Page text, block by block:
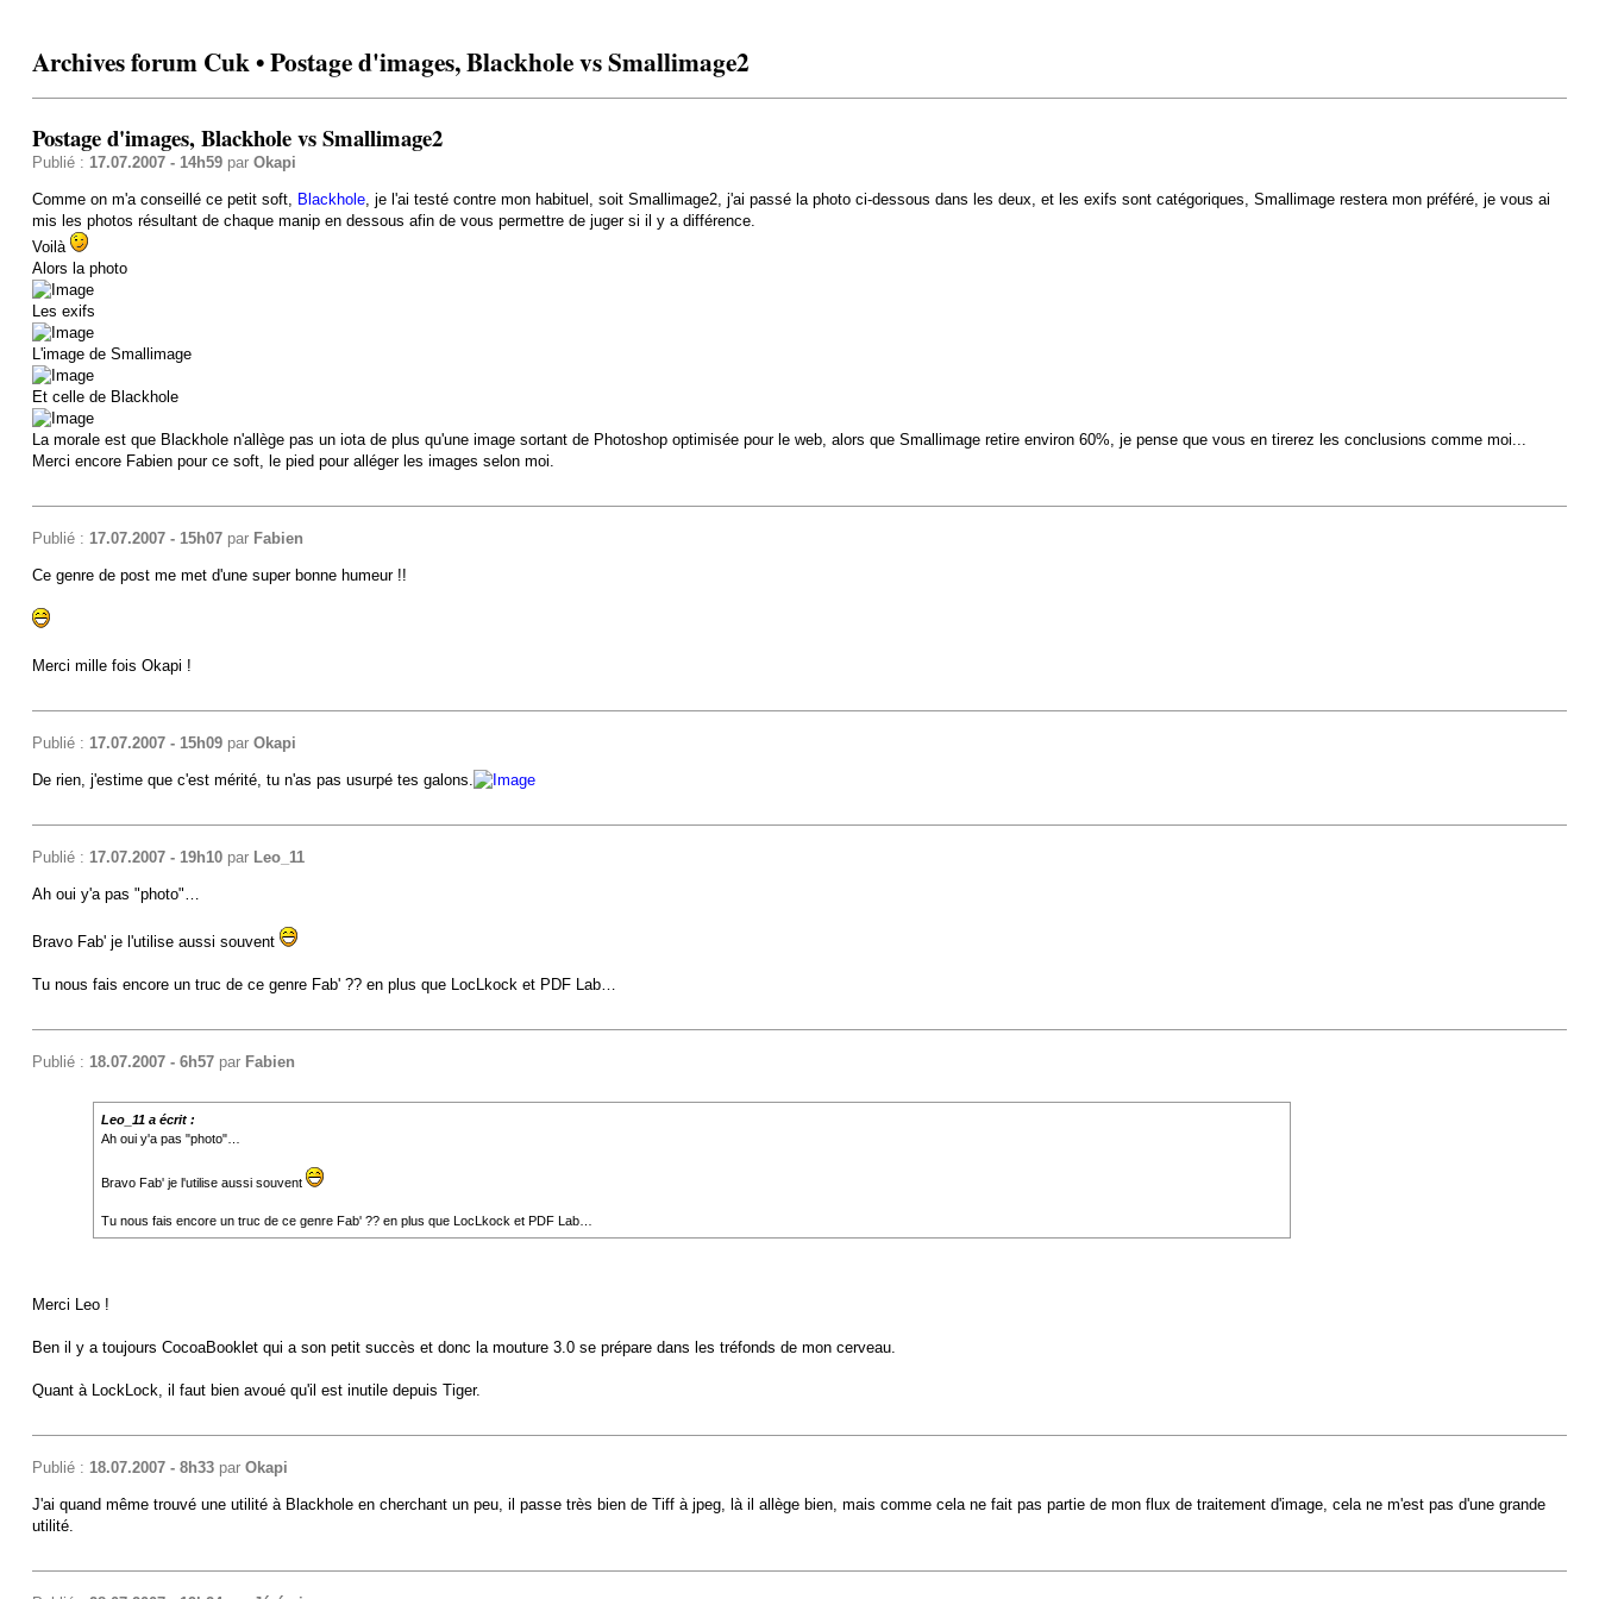
Archives forum Cuk • Postage d'images, Blackhole vs Smallimage2
Postage d'images, Blackhole vs Smallimage2
Publié : 17.07.2007 - 14h59par Okapi
Comme on m'a conseillé ce petit soft, Blackhole, je l'ai testé contre mon habituel, soit Smallimage2, j'ai passé la photo ci-dessous dans les deux, et les exifs sont catégoriques, Smallimage restera mon préféré, je vous ai
mis les photos résultant de chaque manip en dessous afin de vous permettre de juger si il y a différence.
Voilà
Alors la photo
Les exifs
L'image de Smallimage
Et celle de Blackhole
La morale est que Blackhole n'allège pas un iota de plus qu'une image sortant de Photoshop optimisée pour le web, alors que Smallimage retire environ 60%, je pense que vous en tirerez les conclusions comme moi...
Merci encore Fabien pour ce soft, le pied pour alléger les images selon moi.
Publié : 17.07.2007 - 15h07par Fabien
Ce genre de post me met d'une super bonne humeur !!
Merci mille fois Okapi !
Publié : 17.07.2007 - 15h09par Okapi
De rien, j'estime que c'est mérité, tu n'as pas usurpé tes galons.
Publié : 17.07.2007 - 19h10par Leo_11
Ah oui y'a pas "photo"…
Bravo Fab' je l'utilise aussi souvent
Tu nous fais encore un truc de ce genre Fab' ?? en plus que LocLkock et PDF Lab…
Publié : 18.07.2007 - 6h57par Fabien
Leo_11 a écrit :
Ah oui y'a pas "photo"…
Bravo Fab' je l'utilise aussi souvent
Tu nous fais encore un truc de ce genre Fab' ?? en plus que LocLkock et PDF Lab…
Merci Leo !
Ben il y a toujours CocoaBooklet qui a son petit succès et donc la mouture 3.0 se prépare dans les tréfonds de mon cerveau.
Quant à LockLock, il faut bien avoué qu'il est inutile depuis Tiger.
Publié : 18.07.2007 - 8h33par Okapi
J'ai quand même trouvé une utilité à Blackhole en cherchant un peu, il passe très bien de Tiff à jpeg, là il allège bien, mais comme cela ne fait pas partie de mon flux de traitement d'image, cela ne m'est pas d'une grande
utilité.